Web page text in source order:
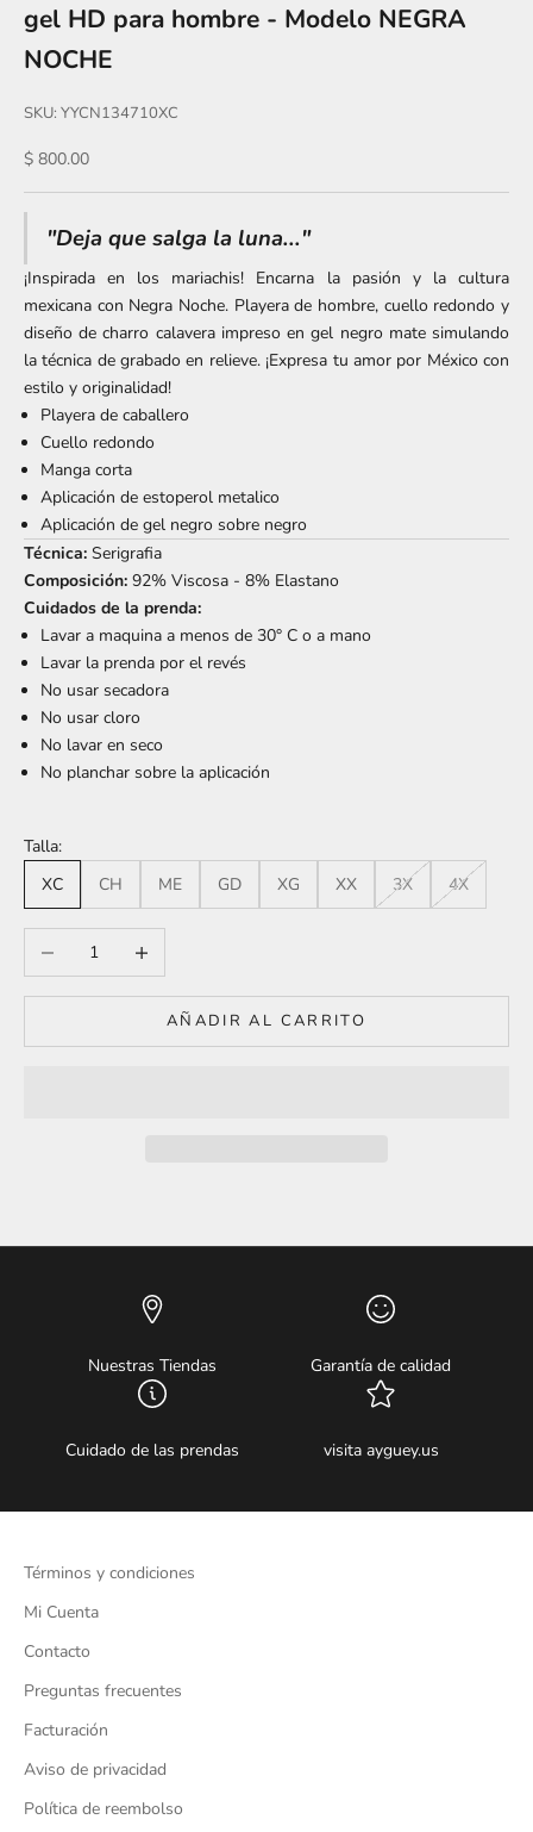
gel HD para hombre - Modelo NEGRA
NOCHE
SKU: YYCN134710XC
Precio de oferta
$ 800.00
"Deja que salga la luna..."
¡Inspirada en los mariachis! Encarna la pasión y la cultura
mexicana con Negra Noche. Playera de hombre, cuello redondo y
diseño de charro calavera impreso en gel negro mate simulando
la técnica de grabado en relieve. ¡Expresa tu amor por México con
estilo y originalidad!
Playera de caballero
Cuello redondo
Manga corta
Aplicación de estoperol metalico
Aplicación de gel negro sobre negro
Técnica: Serigrafia
Composición: 92% Viscosa - 8% Elastano
Cuidados de la prenda:
Lavar a maquina a menos de 30° C o a mano
Lavar la prenda por el revés
No usar secadora
No usar cloro
No lavar en seco
No planchar sobre la aplicación
Talla:
XC
CH ME GD XG XX 3X 4X
Reducir cantidadAumentar cantidad
AÑADIR AL CARRITO
Nuestras Tiendas Garantía de calidad
Cuidado de las prendas visita ayguey.us
Términos y condiciones
Mi Cuenta
Contacto
Preguntas frecuentes
Facturación
Aviso de privacidad
Política de reembolso